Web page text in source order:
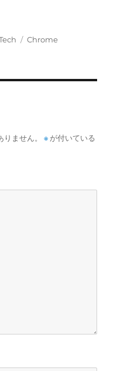
タ
Chrome
ません。 ※が付いている